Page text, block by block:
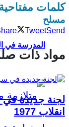
المدرسة في
كلمات
مسلح
TweetSend
مواد ذات
لجنة جديدة
انقلاب 1977